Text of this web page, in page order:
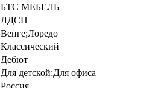
БТС МЕБЕЛЬ
ЛДСП
Венге;Лоредо
Классический
Дебют
Для детской;Для офиса
Россия